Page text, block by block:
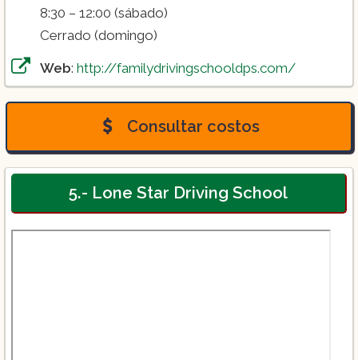
8:30 – 12:00 (sábado)
Cerrado (domingo)
Web: http://familydrivingschooldps.com/
Consultar costos
5.- Lone Star Driving School